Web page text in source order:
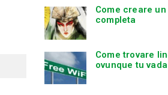
Come creare
completa
Come trovare
ovunque tu vada